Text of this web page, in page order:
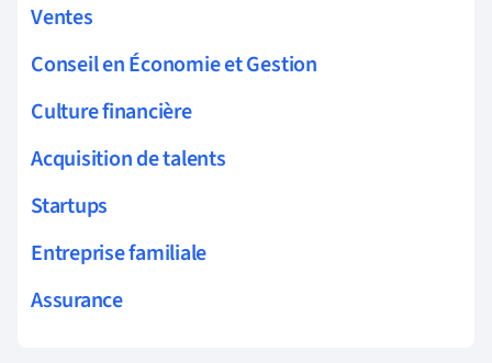
Ventes
Conseil en Économie et Gestion
Culture financière
Acquisition de talents
Startups
Entreprise familiale
Assurance